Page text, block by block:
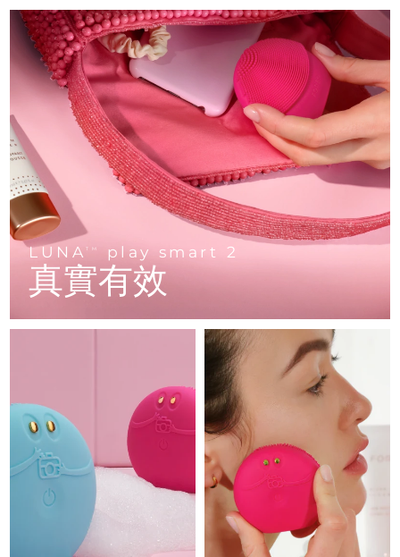
LUNATM play smart 2
真實有效
Travel-friendly IPL hair removal
PEACH™ Cooling Prep Gel
Cooling IPL hair removal gel
Firming body serum
ESPADA™ 2
Acne treatment device
ESPADA™ Blemish Solution
Concentrated acne gel
ESPADA™ 設備
All acne treatment devices
IRIS™ 2
Rejuvenating eye massager
眼部護膚
Advanced eye care treatment
眼部護理設備
All revitalizing eye massagers
KIWI™ derma
Diamond microdermabrasion .
KIWI™
Blackhead remover
KIWI™ 皮肤护理
Advanced pore care essentials
LUNA™ 4 hair
2-in-1 LED scalp massager
FLIP™ play advanced
LED light hairbrush
LUNA™ Dual-Peptide Scalp
For healthy hair
牙齒美白
NEW
issa™ Teeth Whitening Set
Dual LED + sonic device & 18% PAP gel
issa™ Teeth Whitening Gel
18% PAP
更多的
護膚品 男士
FOREO APP
關於我們
匈牙利 預計送達日期 8/8/26
冰島 預計送達日期8/9/26
預計送達日期8/6/26
愛爾蘭 預計送達日期8/8/26
曼島
以色列 預計送達日期8/12/26
義大利
日本 預計送達日期8/11/26
預計送達日期 8/13/26
哈薩克 8/10/26
科威特 預計送達日期 8/8/26
拉脫維亞 預計送達日期 8/8/26
預計送達日期 8/9/26